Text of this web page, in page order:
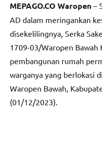
MEPAGO.CO Waropen –
AD dalam meringankan
disekelilingnya, Serka
1709-03/Waropen
pembangunan rumah
warganya yang berlokasi
Waropen Bawah,
(01/12/2023).